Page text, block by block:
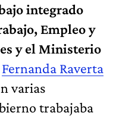
integrado
Empleo y
y el Ministerio
Fernanda Raverta
varias
trabajaba